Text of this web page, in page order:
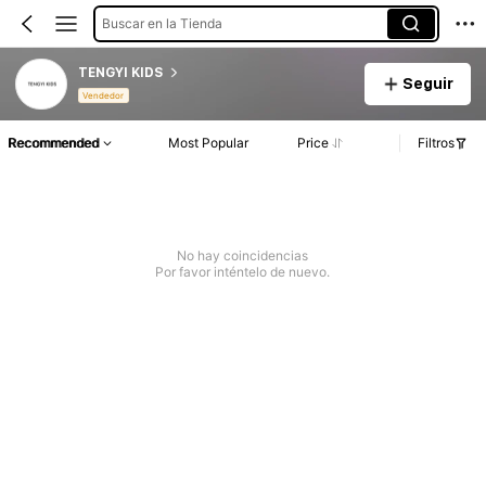
Buscar en la Tienda
TENGYI KIDS
Vendedor
Seguir
Recommended Most Popular Price Filtros
No hay coincidencias
Por favor inténtelo de nuevo.